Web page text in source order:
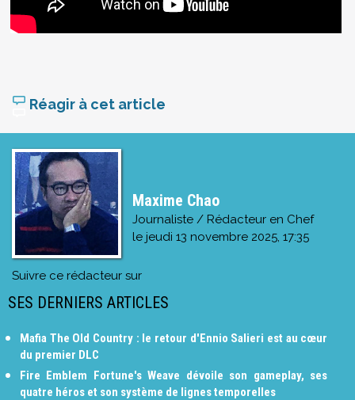
Réagir à cet article
Maxime Chao
Journaliste / Rédacteur en Chef
le jeudi 13 novembre 2025, 17:35
Suivre ce rédacteur sur
SES DERNIERS ARTICLES
Mafia The Old Country : le retour d'Ennio Salieri est au cœur
du premier DLC
Fire Emblem Fortune's Weave dévoile son gameplay, ses
quatre héros et son système de lignes temporelles